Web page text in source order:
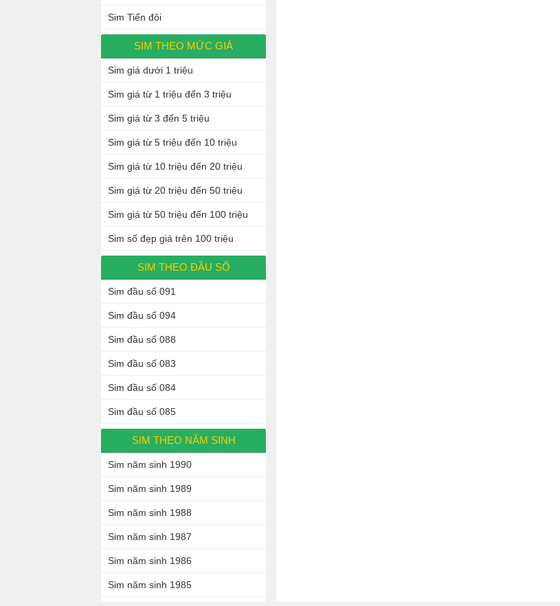
Sim Tiến đôi
SIM THEO MỨC GIÁ
Sim giá dưới 1 triệu
Sim giá từ 1 triệu đến 3 triệu
Sim giá từ 3 đến 5 triệu
Sim giá từ 5 triệu đến 10 triệu
Sim giá từ 10 triệu đến 20 triệu
Sim giá từ 20 triệu đến 50 triệu
Sim giá từ 50 triệu đến 100 triệu
Sim số đẹp giá trên 100 triệu
SIM THEO ĐẦU SỐ
Sim đầu số 091
Sim đầu số 094
Sim đầu số 088
Sim đầu số 083
Sim đầu số 084
Sim đầu số 085
SIM THEO NĂM SINH
Sim năm sinh 1990
Sim năm sinh 1989
Sim năm sinh 1988
Sim năm sinh 1987
Sim năm sinh 1986
Sim năm sinh 1985